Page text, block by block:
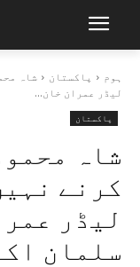
ہوم پاکستان
شاہ
لیڈر عمران خان...
پاکستان
شاہ
کرنے
لیڈر
سلمان